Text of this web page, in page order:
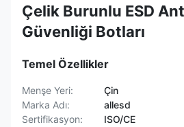
Çelik Burunlu ESD
Güvenliği Botları
Temel Özellikler
Menşe Yeri:
Çin
Marka Adı:
allesd
Sertifikasyon:
ISO/CE